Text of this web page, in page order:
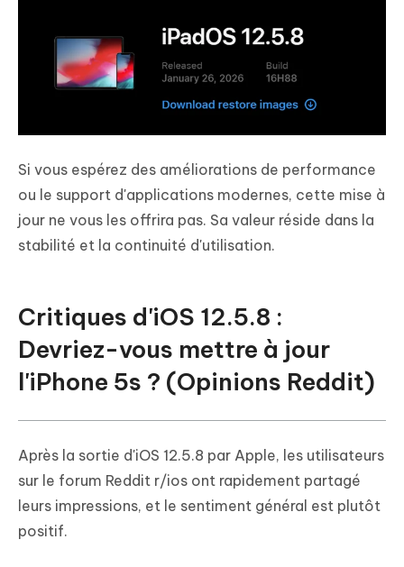
Si vous espérez des améliorations de performance
ou le support d'applications modernes, cette mise à
jour ne vous les offrira pas. Sa valeur réside dans la
stabilité et la continuité d'utilisation.
Critiques d'iOS 12.5.8 :
Devriez-vous mettre à jour
l'iPhone 5s ? (Opinions Reddit)
Après la sortie d'iOS 12.5.8 par Apple, les utilisateurs
sur le forum Reddit r/ios ont rapidement partagé
leurs impressions, et le sentiment général est plutôt
positif.